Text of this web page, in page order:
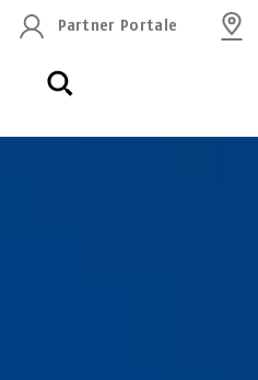
Partner Portale